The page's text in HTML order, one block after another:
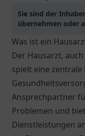
Sie sind der
übernehmen oder
Was ist ein
Der Hausarzt,
spielt eine zentrale
Ansprechpartner
Problemen und
Dienstleistungen